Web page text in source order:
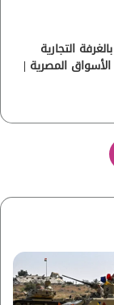
التجارية
المصرية |